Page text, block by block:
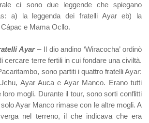
ci sono due leggende che spiegano
a) la leggenda dei fratelli Ayar eb) la
e Mama Ocllo.
Ayar– Il dio andino ‘Wiracocha’ ordinò
cercare terre fertili in cui fondare una civiltà.
sono partiti i quattro fratelli Ayar:
Ayar Auca e Ayar Manco. Erano tutti
loro mogli. Durante il tour, sono sorti conflitti
Ayar Manco rimase con le altre mogli. A
nel terreno, il che indicava che era